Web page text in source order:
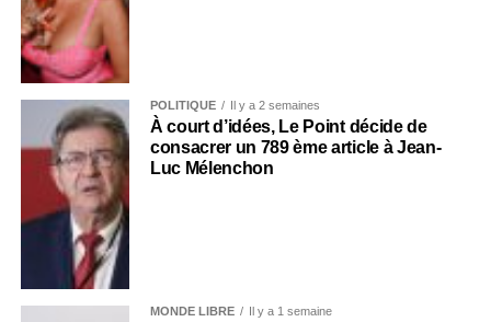
POLITIQUE Il y a 2 semaines
À court d’idées, Le Point décide de
consacrer un 789 ème article à Jean-
Luc Mélenchon
MONDE LIBRE Il y a 1 semaine